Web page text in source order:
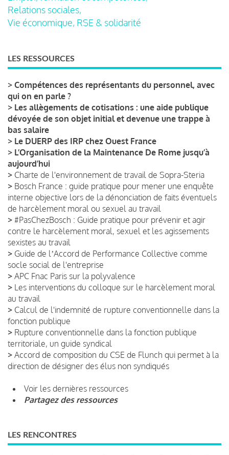
Relations sociales,
Vie économique, RSE & solidarité
LES RESSOURCES
> Compétences des représentants du personnel, avec
qui on en parle ?
> Les allègements de cotisations : une aide publique
dévoyée de son objet initial et devenue une trappe à
bas salaire
> Le DUERP des IRP chez Ouest France
> L’Organisation de la Maintenance De Rome jusqu’à
aujourd’hui
> Charte de l'environnement de travail de Sopra-Steria
> Bosch France : guide pratique pour mener une enquête
interne objective lors de la dénonciation de faits éventuels
de harcèlement moral ou sexuel au travail
> #PasChezBosch : Guide pratique pour prévenir et agir
contre le harcèlement moral, sexuel et les agissements
sexistes au travail
> Guide de lʼAccord de Performance Collective comme
socle social de l'entreprise
> APC Fnac Paris sur la polyvalence
> Les interventions du colloque sur le harcèlement moral
au travail
> Calcul de l'indemnité de rupture conventionnelle dans la
fonction publique
> Rupture conventionnelle dans la fonction publique
territoriale, un guide syndical
> Accord de composition du CSE de Flunch qui permet à la
direction de désigner des élus non syndiqués
Voir les dernières ressources
Partagez des ressources
LES RENCONTRES